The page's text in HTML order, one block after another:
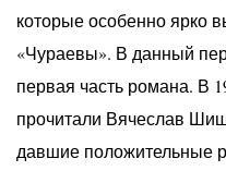
которые особенно ярко
«Чураевы». В данный
первая часть романа. В
прочитали Вячеслав
давшие положительные